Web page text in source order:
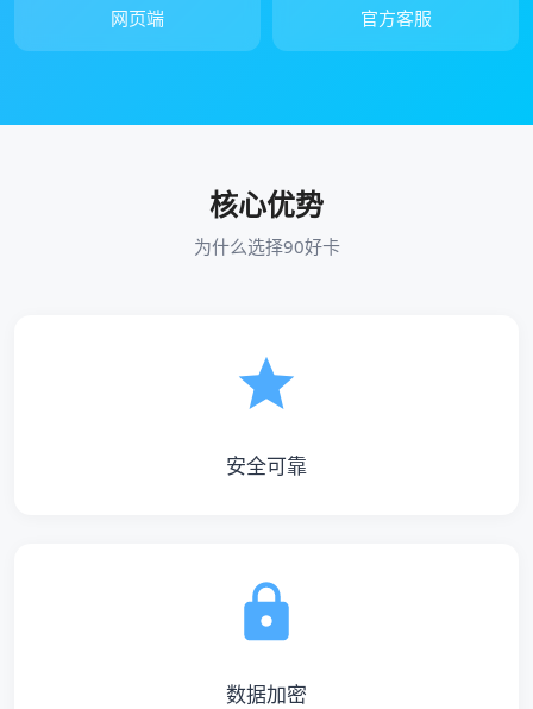
网页端 官方客服
核心优势
为什么选择90好卡
安全可靠
数据加密